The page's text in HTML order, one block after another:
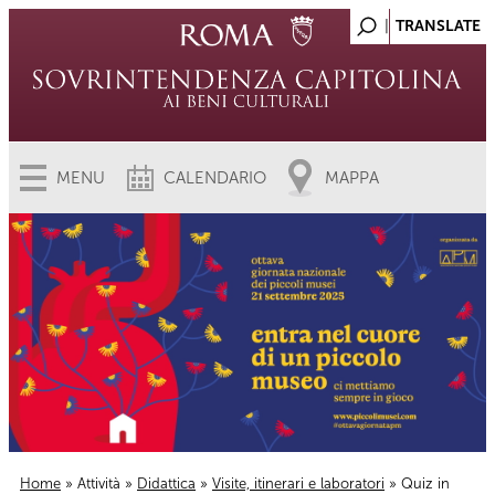
MENU CALENDARIO MAPPA
Home » Attività » Didattica » Visite, itinerari e laboratori » Quiz in